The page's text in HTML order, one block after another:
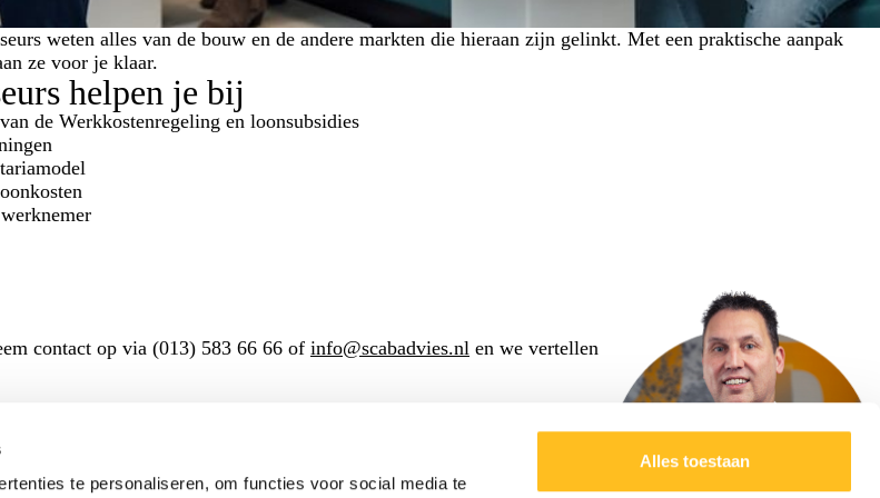
te personaliseren, om functies voor social media te
Alles toestaan
weten alles van de bouw en de andere markten die hieraan zijn gelinkt. Met een praktische aanpak
ze voor je klaar.
helpen je bij
de Werkkostenregeling en loonsubsidies
contact op via (013) 583 66 66 of info@scabadvies.nl en we vertellen